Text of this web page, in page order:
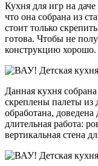
Кухня для игр на
что она собрана из
стоит только
готова. Чтобы не
конструкцию хорошо.
Данная кухня
скреплены палеты из
обработана,
длительная работа:
вертикальная стена